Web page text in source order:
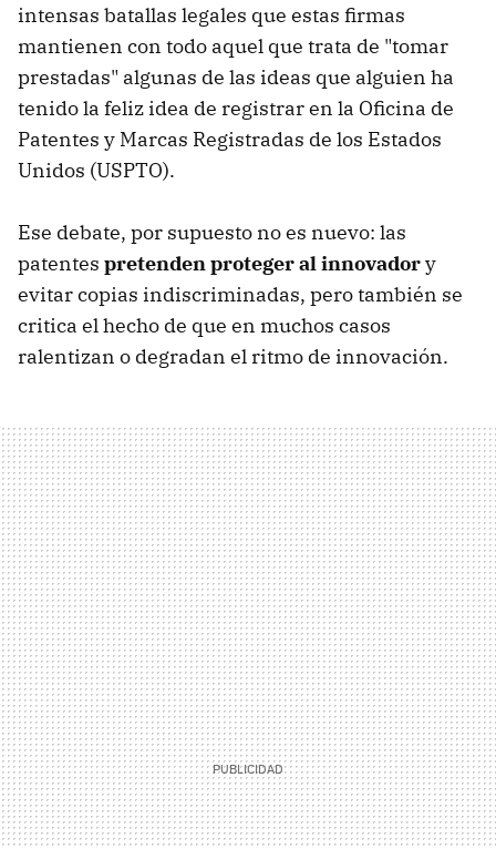
intensas batallas legales que estas firmas
mantienen con todo aquel que trata de "tomar
prestadas" algunas de las ideas que alguien ha
tenido la feliz idea de registrar en la Oficina de
Patentes y Marcas Registradas de los Estados
Unidos (USPTO).
Ese debate, por supuesto no es nuevo: las
patentes pretenden proteger al innovadory
evitar copias indiscriminadas, pero también se
critica el hecho de que en muchos casos
ralentizan o degradan el ritmo de innovación.